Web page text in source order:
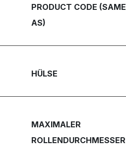
PRODUCT CODE (SAME
AS)
HÜLSE
MAXIMALER
ROLLENDURCHMESSER